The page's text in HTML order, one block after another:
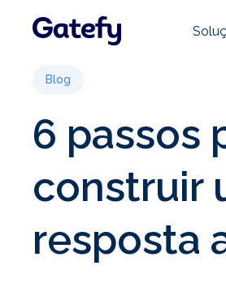
Blog
6 passos
construir
resposta